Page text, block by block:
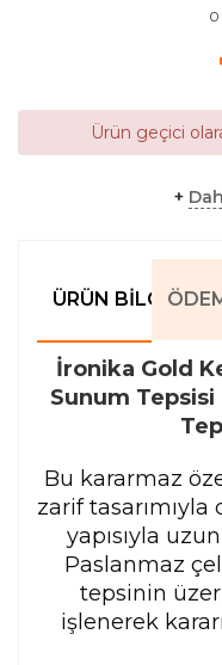
0
Ürün geçici
+
ÜRÜN BILGILERI
İronika Gold
Sunum Tepsisi
Bu kararmaz
zarif tasarımıyla
yapısıyla
Paslanmaz
tepsinin
işlenerek